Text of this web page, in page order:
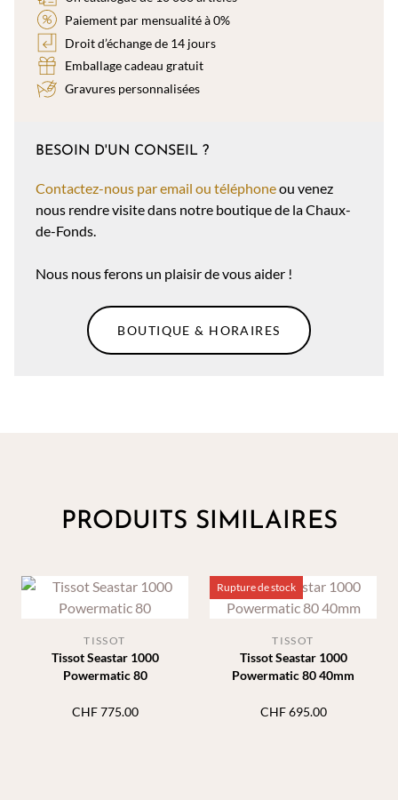
Paiement par mensualité à 0%
Droit d’échange de 14 jours
Emballage cadeau gratuit
Gravures personnalisées
BESOIN D'UN CONSEIL ?
Contactez-nous par email ou téléphoneou venez
nous rendre visite dans notre boutique de la Chaux-
de-Fonds.
Nous nous ferons un plaisir de vous aider !
BOUTIQUE & HORAIRES
PRODUITS SIMILAIRES
Tissot Seastar 1000
Powermatic 80
TISSOT
CHF775.00
Rupture de stock
Tissot Seastar 1000
Powermatic 80 40mm
TISSOT
CHF695.00